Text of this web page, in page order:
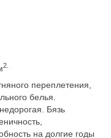
2.
переплетения,
белья.
Бязь
на долгие годы